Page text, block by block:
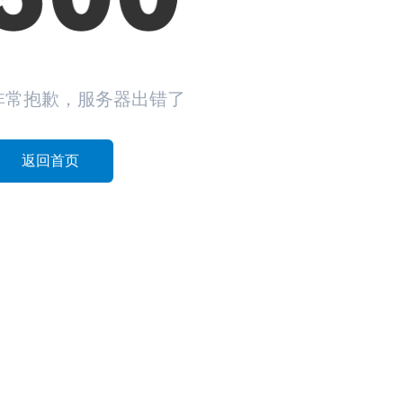
常抱歉，服务器出错了
返回首页